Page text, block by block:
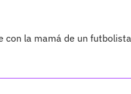
con la mamá de un